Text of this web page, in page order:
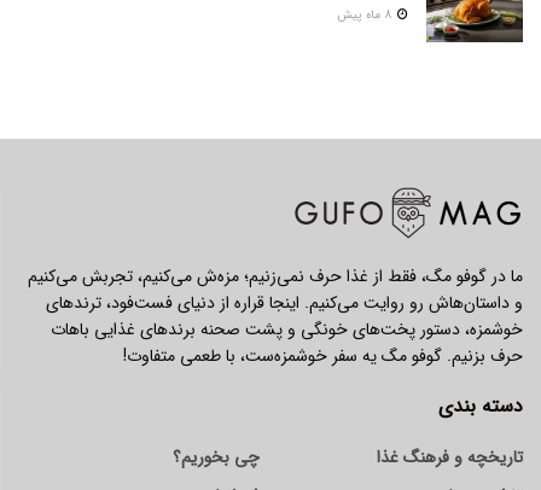
ما در گوفو مگ، فقط از غذا حرف نمی‌زنیم؛ مزه‌ش می‌کنیم، تجربش می‌کنیم
و داستان‌هاش رو روایت می‌کنیم. اینجا قراره از دنیای فست‌فود، ترندهای
خوشمزه، دستور پخت‌های خونگی و پشت صحنه برندهای غذایی باهات
حرف بزنیم. گوفو مگ یه سفر خوشمزه‌ست، با طعمی متفاوت!
دسته بندی
تاریخچه و فرهنگ غذا
چی بخوریم؟